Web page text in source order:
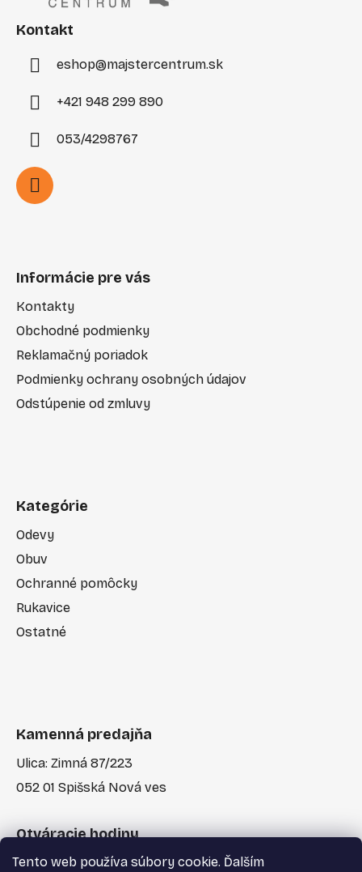
Tento web používa súbory cookie. Ďalším
Kontakt
eshop@majstercentrum.sk
+421 948 299 890
053/4298767
Informácie pre vás
Kontakty
Obchodné podmienky
Reklamačný poriadok
Podmienky ochrany osobných údajov
Odstúpenie od zmluvy
Kategórie
Odevy
Obuv
Ochranné pomôcky
Rukavice
Ostatné
Kamenná predajňa
Ulica: Zimná 87/223
052 01 Spišská Nová ves
Otváracie hodiny
Po-Pia: 7:30 - 17:00